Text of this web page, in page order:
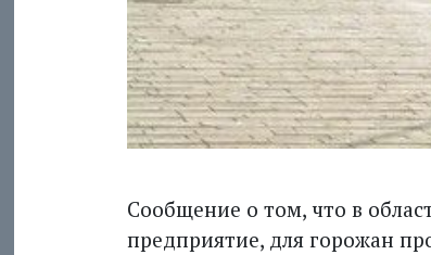
Сообщение о том, что в
предприятие, для горожан